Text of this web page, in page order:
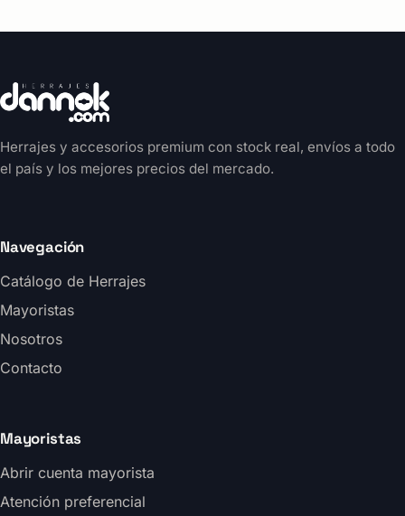
Herrajes y accesorios premium con stock real, envíos a todo
el país y los mejores precios del mercado.
Navegación
Catálogo de Herrajes
Mayoristas
Nosotros
Contacto
Mayoristas
Abrir cuenta mayorista
Atención preferencial